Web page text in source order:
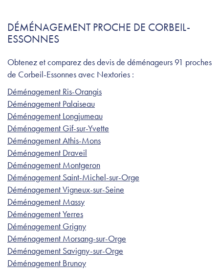
DÉMÉNAGEMENT PROCHE DE CORBEIL-
ESSONNES
Obtenez et comparez des devis de déménageurs 91 proches
de Corbeil-Essonnes avec Nextories :
Déménagement Ris-Orangis
Déménagement Palaiseau
Déménagement Longjumeau
Déménagement Gif-sur-Yvette
Déménagement Athis-Mons
Déménagement Draveil
Déménagement Montgeron
Déménagement Saint-Michel-sur-Orge
Déménagement Vigneux-sur-Seine
Déménagement Massy
Déménagement Yerres
Déménagement Grigny
Déménagement Morsang-sur-Orge
Déménagement Savigny-sur-Orge
Déménagement Brunoy